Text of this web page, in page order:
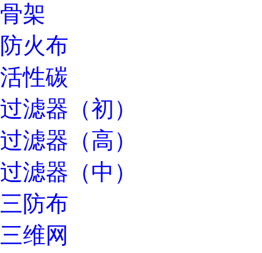
骨架
防火布
活性碳
过滤器（初）
过滤器（高）
过滤器（中）
三防布
三维网